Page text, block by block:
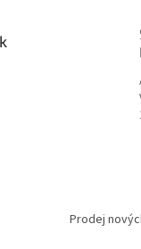
Prodej